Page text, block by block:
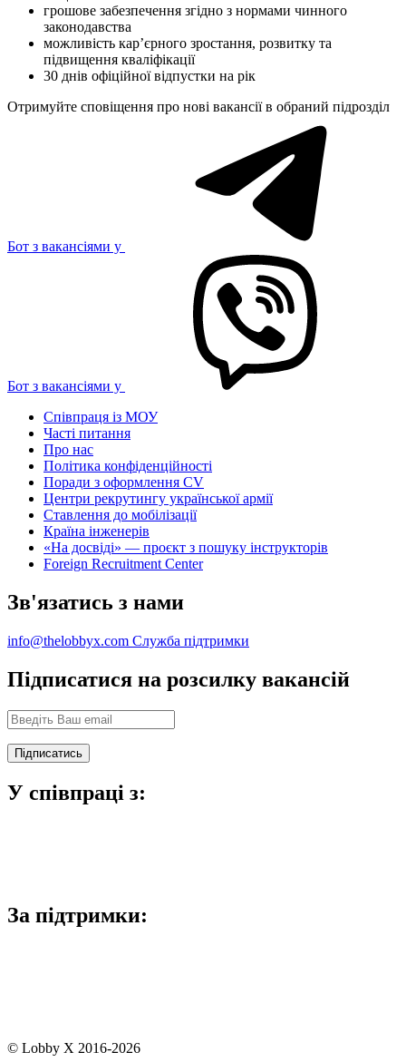
грошове забезпечення згідно з нормами чинного
законодавства
можливість карʼєрного зростання, розвитку та
підвищення кваліфікації
30 днів офіційної відпустки на рік
Отримуйте сповіщення про нові вакансії в обраний підрозділ
Бот з вакансіями у
Бот з вакансіями у
Співпраця із МОУ
Часті питання
Про нас
Політика конфіденційності
Поради з оформлення CV
Центри рекрутингу української армії
Ставлення до мобілізації
Країна інженерів
«На досвіді» — проєкт з пошуку інструкторів
Foreign Recruitment Center
Зв'язатись з нами
info@thelobbyx.com Служба підтримки
Підписатися на розсилку вакансій
У співпраці з:
За підтримки:
© Lobby X 2016-2026